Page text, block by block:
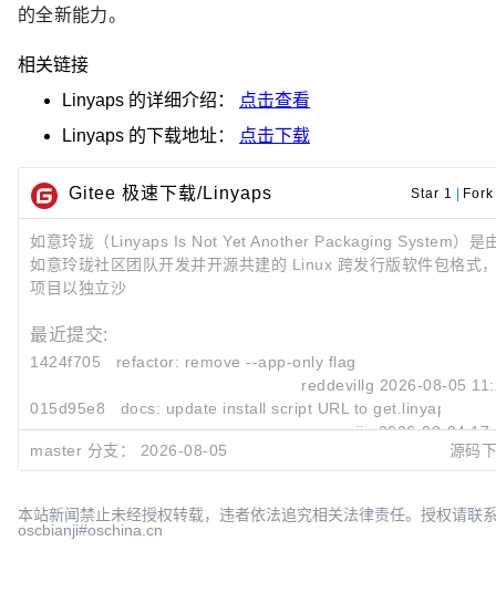
的全新能力。
相关链接
Linyaps 的详细介绍：
点击查看
Linyaps 的下载地址： 点击下载
Gitee 极速下载/Linyaps Star 1
如意玲珑（Linyaps Is Not Yet Another Packaging System）是
如意玲珑社区团队开发并开源共建的 Linux 跨发行版软件包格式
项目以独立沙
最近提交:
1424f705
refactor: remove --app-only flag
reddevillg 2026-08-05
015d95e8
docs: update install script URL to
wurongjie 2026-08-04
b3f53418
fix: suppress progress output for terminal task
master 分支： 2026-08-05 源码
本站新闻禁止未经授权转载，违者依法追究相关法律责任。授权请联
oscbianji#oschina.cn